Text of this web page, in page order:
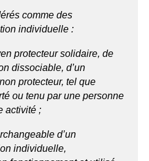
comme des
individuelle :
protecteur solidaire, de
dissociable, d’un
protecteur, tel que
ou tenu par une personne
activité ;
d’un
individuelle,